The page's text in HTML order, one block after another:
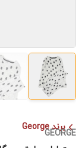
برند George
GEORGE